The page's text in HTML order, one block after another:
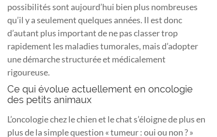
possibilités sont aujourd’hui bien plus nombreuses
qu’il y a seulement quelques années. Il est donc
d’autant plus important de ne pas classer trop
rapidement les maladies tumorales, mais d’adopter
une démarche structurée et médicalement
rigoureuse.
Ce qui évolue actuellement en oncologie
des petits animaux
L’oncologie chez le chien et le chat s’éloigne de plus en
plus de la simple question « tumeur : oui ou non ? »